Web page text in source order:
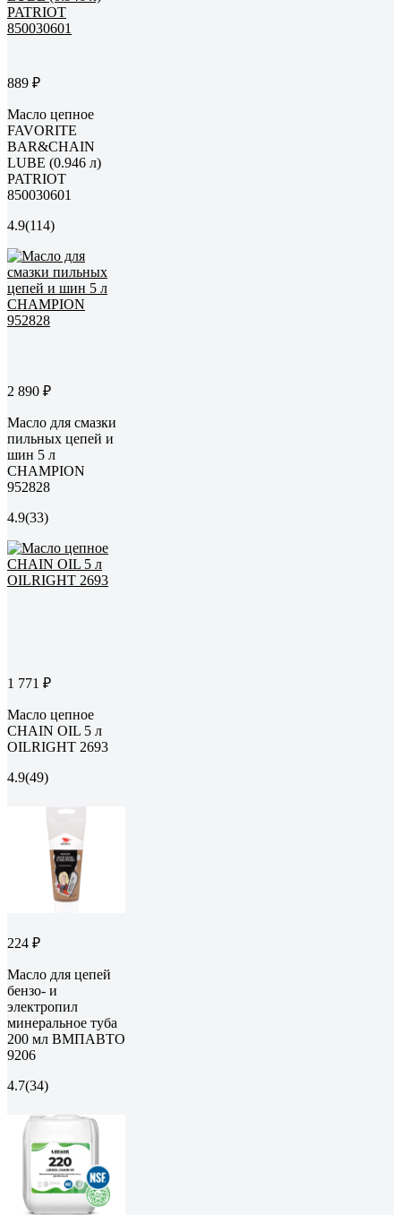
889 ₽
Масло цепное
FAVORITE
BAR&CHAIN
LUBE (0.946 л)
PATRIOT
850030601
4.9(114)
2 890 ₽
Масло для смазки
пильных цепей и
шин 5 л
CHAMPION
952828
4.9(33)
1 771 ₽
Масло цепное
CHAIN OIL 5 л
OILRIGHT 2693
4.9(49)
224 ₽
Масло для цепей
бензо- и
электропил
минеральное туба
200 мл ВМПАВТО
9206
4.7(34)